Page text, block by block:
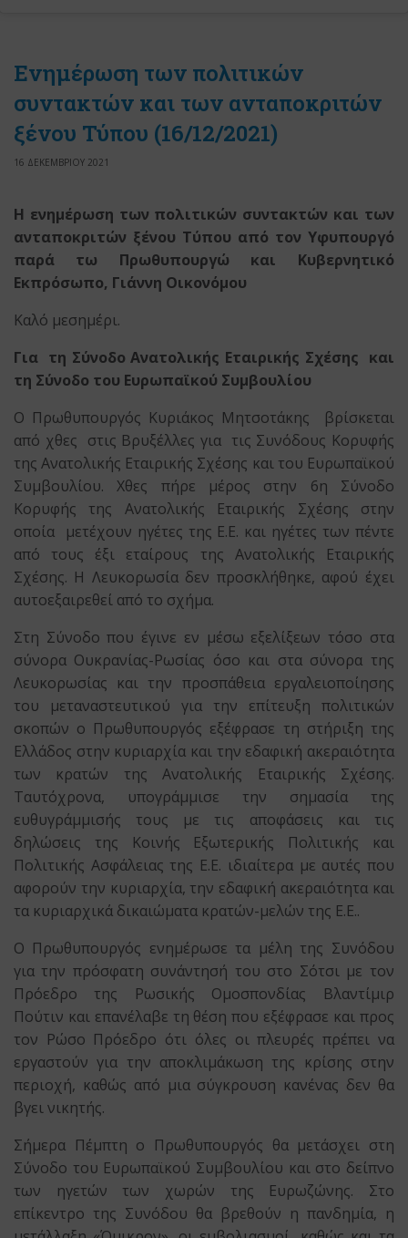
Ενημέρωση των πολιτικών
συντακτών και των ανταποκριτών
ξένου Τύπου (16/12/2021)
16 ΔΕΚΕΜΒΡΙΟΥ 2021
Η ενημέρωση των πολιτικών συντακτών και των
ανταποκριτών ξένου Τύπου από τον Υφυπουργό
παρά τω Πρωθυπουργώ και Κυβερνητικό
Εκπρόσωπο, Γιάννη Οικονόμου
Καλό μεσημέρι.
Για τη Σύνοδο Ανατολικής Εταιρικής Σχέσης και
τη Σύνοδο του Ευρωπαϊκού Συμβουλίου
Ο Πρωθυπουργός Κυριάκος Μητσοτάκης βρίσκεται
από χθες στις Βρυξέλλες για τις Συνόδους Κορυφής
της Ανατολικής Εταιρικής Σχέσης και του Ευρωπαϊκού
Συμβουλίου. Χθες πήρε μέρος στην 6η Σύνοδο
Κορυφής της Ανατολικής Εταιρικής Σχέσης στην
οποία μετέχουν ηγέτες της Ε.Ε. και ηγέτες των πέντε
από τους έξι εταίρους της Ανατολικής Εταιρικής
Σχέσης. Η Λευκορωσία δεν προσκλήθηκε, αφού έχει
αυτοεξαιρεθεί από το σχήμα.
Στη Σύνοδο που έγινε εν μέσω εξελίξεων τόσο στα
σύνορα Ουκρανίας-Ρωσίας όσο και στα σύνορα της
Λευκορωσίας και την προσπάθεια εργαλειοποίησης
του μεταναστευτικού για την επίτευξη πολιτικών
σκοπών ο Πρωθυπουργός εξέφρασε τη στήριξη της
Ελλάδος στην κυριαρχία και την εδαφική ακεραιότητα
των κρατών της Ανατολικής Εταιρικής Σχέσης.
Ταυτόχρονα, υπογράμμισε την σημασία της
ευθυγράμμισής τους με τις αποφάσεις και τις
δηλώσεις της Κοινής Εξωτερικής Πολιτικής και
Πολιτικής Ασφάλειας της Ε.Ε. ιδιαίτερα με αυτές που
αφορούν την κυριαρχία, την εδαφική ακεραιότητα και
τα κυριαρχικά δικαιώματα κρατών-μελών της Ε.Ε..
Ο Πρωθυπουργός ενημέρωσε τα μέλη της Συνόδου
για την πρόσφατη συνάντησή του στο Σότσι με τον
Πρόεδρο της Ρωσικής Ομοσπονδίας Βλαντίμιρ
Πούτιν και επανέλαβε τη θέση που εξέφρασε και προς
τον Ρώσο Πρόεδρο ότι όλες οι πλευρές πρέπει να
εργαστούν για την αποκλιμάκωση της κρίσης στην
περιοχή, καθώς από μια σύγκρουση κανένας δεν θα
βγει νικητής.
Σήμερα Πέμπτη ο Πρωθυπουργός θα μετάσχει στη
Σύνοδο του Ευρωπαϊκού Συμβουλίου και στο δείπνο
των ηγετών των χωρών της Ευρωζώνης. Στο
επίκεντρο της Συνόδου θα βρεθούν η πανδημία, η